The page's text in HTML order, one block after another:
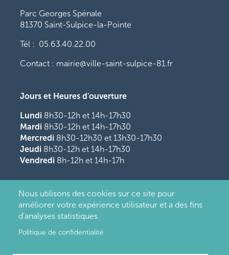
Nous utilisons des cookies sur ce site pour
améliorer votre expérience utilisateur et a des fins
d'analyses statistiques.
Politique de confidentialité
Parc Georges Spénale
81370 Saint-Sulpice-la-Pointe
Tél : 05.63.40.22.00
Contact : mairie@ville-saint-sulpice-81.fr
Jours et Heures d'ouverture
Lundi 8h30-12h et 14h-17h30
Mardi 8h30-12h et 14h-17h30
Mercredi 8h30-12h30 et 13h30-17h30
Jeudi 8h30-12h et 14h-17h30
Vendredi 8h-12h et 14h-17h